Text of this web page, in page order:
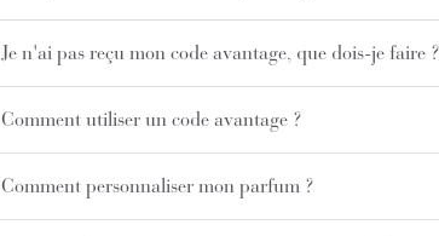
Je n'ai pas reçu mon code avantage, que dois-je faire ?
Comment utiliser un code avantage ?
Comment personnaliser mon parfum ?